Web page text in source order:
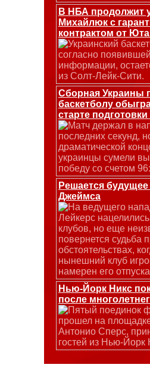
В НБА продолжит
Михайлюк с
контрактом от
Украинский
согласно
информации,
из Солт-Лейк-Сити.
Сборная Украины
баскетболу
старте
Матч держал в
последних секунд,
драматической
украинцы сумели
победу со счетом
Решается
Джеймса
На ведущего
Лейкерс
клубов, но еще
повернется судьба
обстоятельствах,
нынешний клуб
намерен его
Нью-Йорк Никс
после
Пятый поединок
прошел на
Антонио Сперс,
гостей из Нью-Йорк